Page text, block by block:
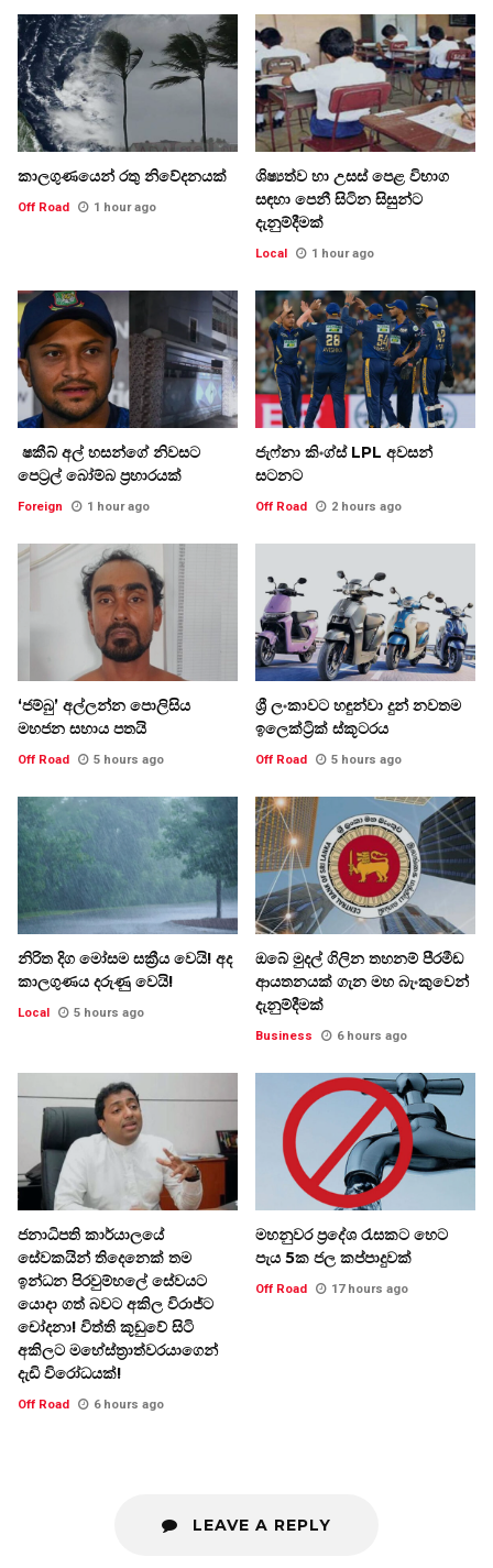
කාලගුණයෙන් රතු නිවේදනයක්
Off Road 1 hour ago
ශිෂ්‍යත්ව හා උසස් පෙළ විභාග
සඳහා පෙනී සිටින සිසුන්ට
දැනුම්දීමක්
Local 1 hour ago
ෂකීබ් අල් හසන්ගේ නිවසට
පෙට්‍රල් බෝම්බ ප්‍රහාරයක්
Foreign 1 hour ago
ජැෆ්නා කිංග්ස් LPL අවසන්
සටනට
Off Road 2 hours ago
‘ජම්බු’ අල්ලන්න පොලිසිය
මහජන සහාය පතයි
Off Road 5 hours ago
ශ්‍රී ලංකාවට හඳුන්වා දුන් නවතම
ඉලෙක්ට්‍රික් ස්කූටරය
Off Road 5 hours ago
නිරිත දිග මෝසම සක්‍රීය වෙයි! අද
කාලගුණය දරුණු වෙයි!
Local 5 hours ago
ඔබේ මුදල් ගිලින තහනම් පීරමීඩ
ආයතනයක් ගැන මහ බැංකුවෙන්
දැනුම්දීමක්
Business 6 hours ago
ජනාධිපති කාර්යාලයේ
සේවකයින් තිදෙනෙක් තම
ඉන්ධන පිරවුම්හලේ සේවයට
යොදා ගත් බවට අකිල විරාජ්ට
චෝදනා! විත්ති කූඩුවේ සිටි
අකිලට මහේස්ත්‍රාත්වරයාගෙන්
දැඩි විරෝධයක්!
Off Road 6 hours ago
මහනුවර ප්‍රදේශ රැසකට හෙට
පැය 5ක ජල කප්පාදුවක්
Off Road 17 hours ago
LEAVE A REPLY